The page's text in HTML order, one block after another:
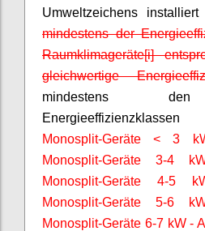
Umweltzeichens
mindestens der
Raumklimageräte[i]
gleichwertige
mindestens
Monosplit-Geräte < 3
Monosplit-Geräte 3-4
Monosplit-Geräte 4-5
Monosplit-Geräte 5-6
Monosplit-Geräte 6-7 kW -